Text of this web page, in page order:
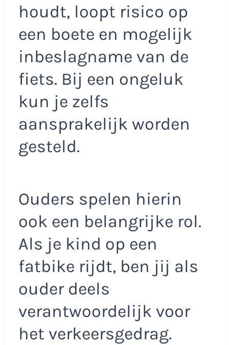
houdt, loopt risico op
een boete en mogelijk
inbeslagname van de
fiets. Bij een ongeluk
kun je zelfs
aansprakelijk worden
gesteld.
Ouders spelen hierin
ook een belangrijke rol.
Als je kind op een
fatbike rijdt, ben jij als
ouder deels
verantwoordelijk voor
het verkeersgedrag.